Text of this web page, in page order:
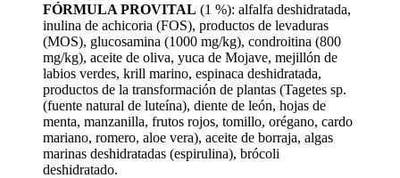
FÓRMULA PROVITAL (1 %): alfalfa deshidratada,
inulina de achicoria (FOS), productos de levaduras
(MOS), glucosamina (1000 mg/kg), condroitina (800
mg/kg), aceite de oliva, yuca de Mojave, mejillón de
labios verdes, krill marino, espinaca deshidratada,
productos de la transformación de plantas (Tagetes sp.
(fuente natural de luteína), diente de león, hojas de
menta, manzanilla, frutos rojos, tomillo, orégano, cardo
mariano, romero, aloe vera), aceite de borraja, algas
marinas deshidratadas (espirulina), brócoli
deshidratado.